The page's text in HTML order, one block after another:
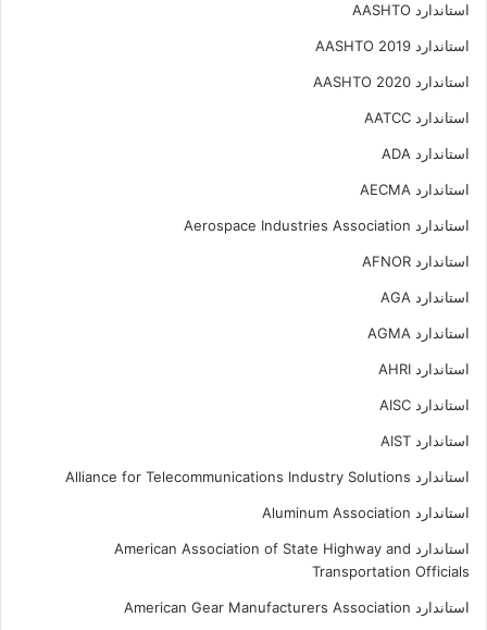
استاندارد AASHTO
استاندارد AASHTO 2019
استاندارد AASHTO 2020
استاندارد AATCC
استاندارد ADA
استاندارد AECMA
استاندارد Aerospace Industries Association
استاندارد AFNOR
استاندارد AGA
استاندارد AGMA
استاندارد AHRI
استاندارد AISC
استاندارد AIST
استاندارد Alliance for Telecommunications Industry Solutions
استاندارد Aluminum Association
استاندارد American Association of State Highway and
Transportation Officials
استاندارد American Gear Manufacturers Association